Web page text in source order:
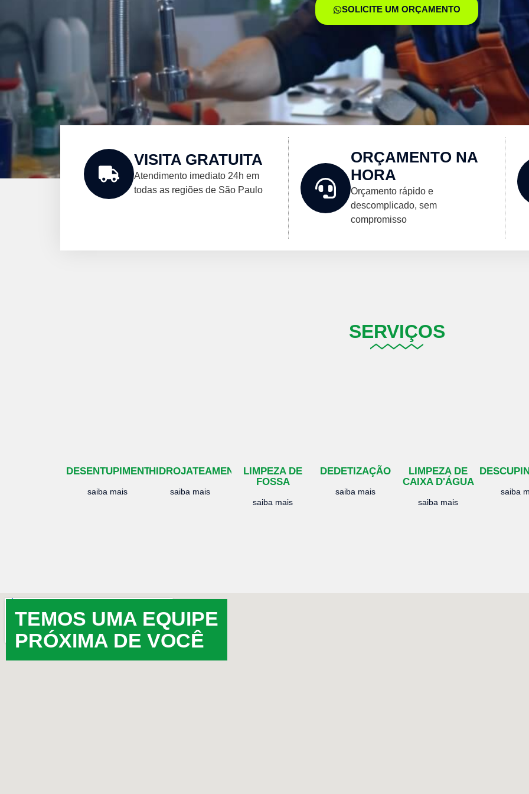
SOLICITE UM ORÇAMENTO
VISITA GRATUITA
Atendimento imediato 24h em
todas as regiões de São Paulo
ORÇAMENTO NA
HORA
Orçamento rápido e
descomplicado, sem
compromisso
SERVIÇOS
DESENTUPIMENTO
saiba mais
HIDROJATEAMENTO
saiba mais
LIMPEZA DE
FOSSA
saiba mais
DEDETIZAÇÃO
saiba mais
LIMPEZA DE
CAIXA D'ÁGUA
saiba mais
saiba
TEMOS UMA EQUIPE
PRÓXIMA DE VOCÊ